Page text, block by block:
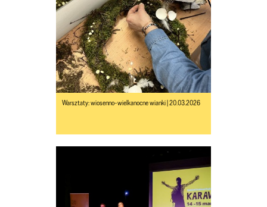
Warsztaty: wiosenno-wielkanocne wianki | 20.03.2026